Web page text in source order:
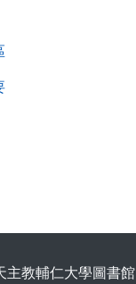
主教輔仁大學圖書館